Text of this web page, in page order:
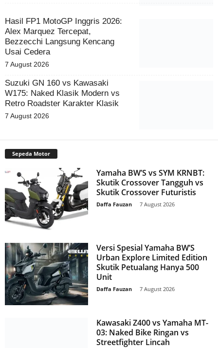
Hasil FP1 MotoGP Inggris 2026:
Alex Marquez Tercepat,
Bezzecchi Langsung Kencang
Usai Cedera
7 August 2026
Suzuki GN 160 vs Kawasaki
W175: Naked Klasik Modern vs
Retro Roadster Karakter Klasik
7 August 2026
Sepeda Motor
Yamaha BW’S vs SYM KRNBT:
Skutik Crossover Tangguh vs
Skutik Crossover Futuristis
Daffa Fauzan 7 August 2026
Versi Spesial Yamaha BW’S
Urban Explore Limited Edition
Skutik Petualang Hanya 500
Unit
Daffa Fauzan 7 August 2026
Kawasaki Z400 vs Yamaha MT-
03: Naked Bike Ringan vs
Streetfighter Lincah